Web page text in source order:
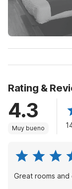
Rating &
4.3
Muy bueno
Great rooms